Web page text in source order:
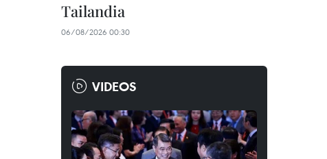
Tailandia
06/08/2026 00:30
VIDEOS